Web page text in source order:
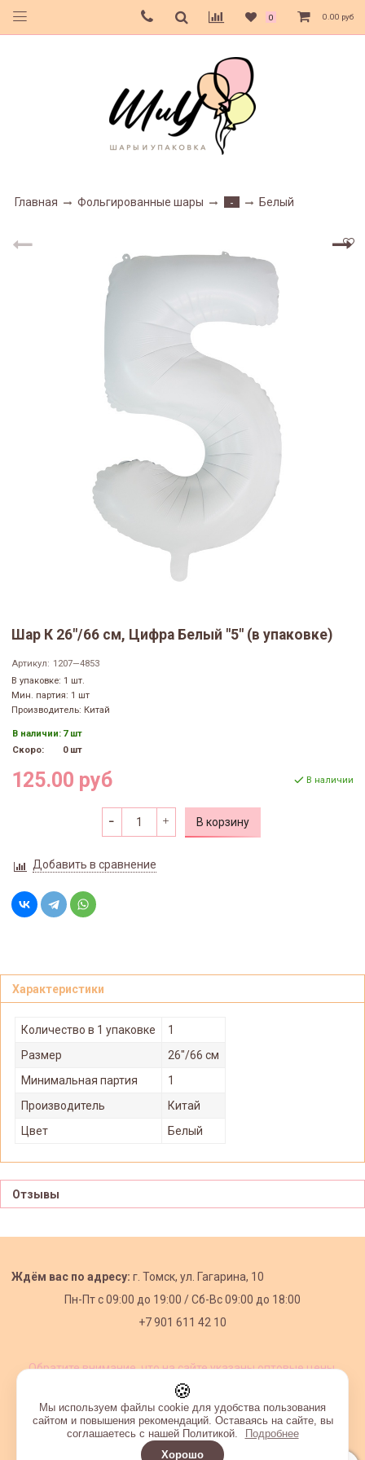
0 0.00 руб
Главная Фольгированные шары - Белый
Шар К 26"/66 см, Цифра Белый "5" (в упаковке)
Артикул: 1207—4853
В упаковке: 1 шт.
Мин. партия: 1 шт
Производитель: Китай
В наличии: 7 шт
Скоро:
0 шт
125.00 руб В наличии
В корзину
Добавить в сравнение
Характеристики
Количество в 1 упаковке
1
Размер
26"/66 см
Минимальная партия
1
Производитель
Китай
Цвет
Белый
Отзывы
Ждём вас по адресу: г. Томск, ул. Гагарина, 10
Пн-Пт с09:00 до 19:00 /Сб-Вс 09:00 до 18:00
+7 901 611 42 10
Обратите внимание, что на сайте указаны оптовые цены,
🍪
Мы используем файлы cookie для удобства пользования
сайтом и повышения рекомендаций. Оставаясь на сайте, вы
соглашаетесь с нашей Политикой.
Подробнее
Хорошо